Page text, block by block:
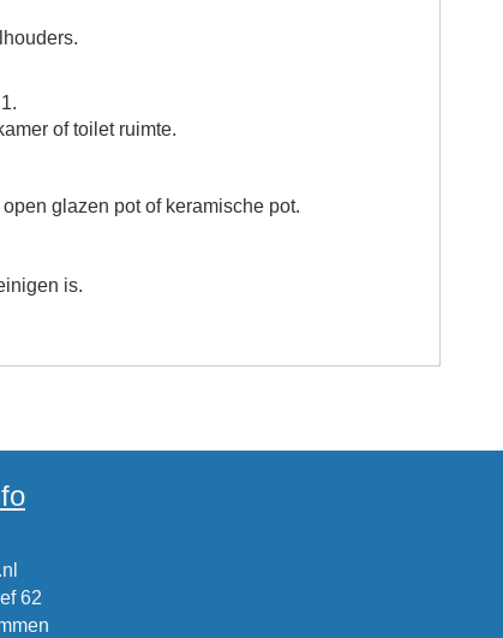
of toilet ruimte.
glazen pot of keramische pot.
is.
62